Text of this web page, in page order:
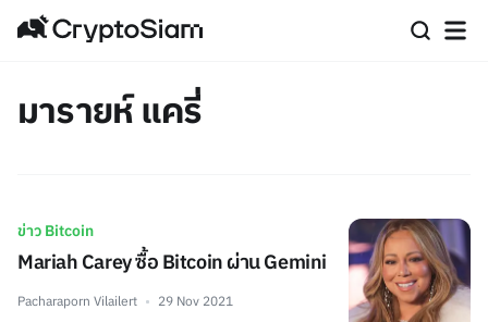
มารายห์ แครี่
ข่าว Bitcoin
Mariah Carey ซื้อ Bitcoin ผ่าน Gemini
Pacharaporn Vilailert 29 Nov 2021